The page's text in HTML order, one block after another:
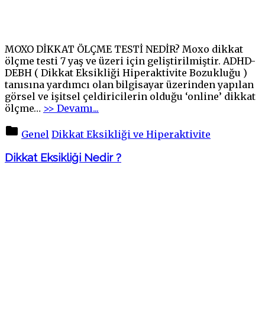
MOXO DİKKAT ÖLÇME TESTİ NEDİR? Moxo dikkat
ölçme testi 7 yaş ve üzeri için geliştirilmiştir. ADHD-
DEBH ( Dikkat Eksikliği Hiperaktivite Bozukluğu )
tanısına yardımcı olan bilgisayar üzerinden yapılan
görsel ve işitsel çeldiricilerin olduğu ‘online’ dikkat
ölçme… >> Devamı...
Eksikliği
ve
Hiperaktivite
Testi"
Genel Dikkat Eksikliği ve Hiperaktivite
Dikkat Eksikliği Nedir ?